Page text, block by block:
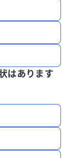
はあります